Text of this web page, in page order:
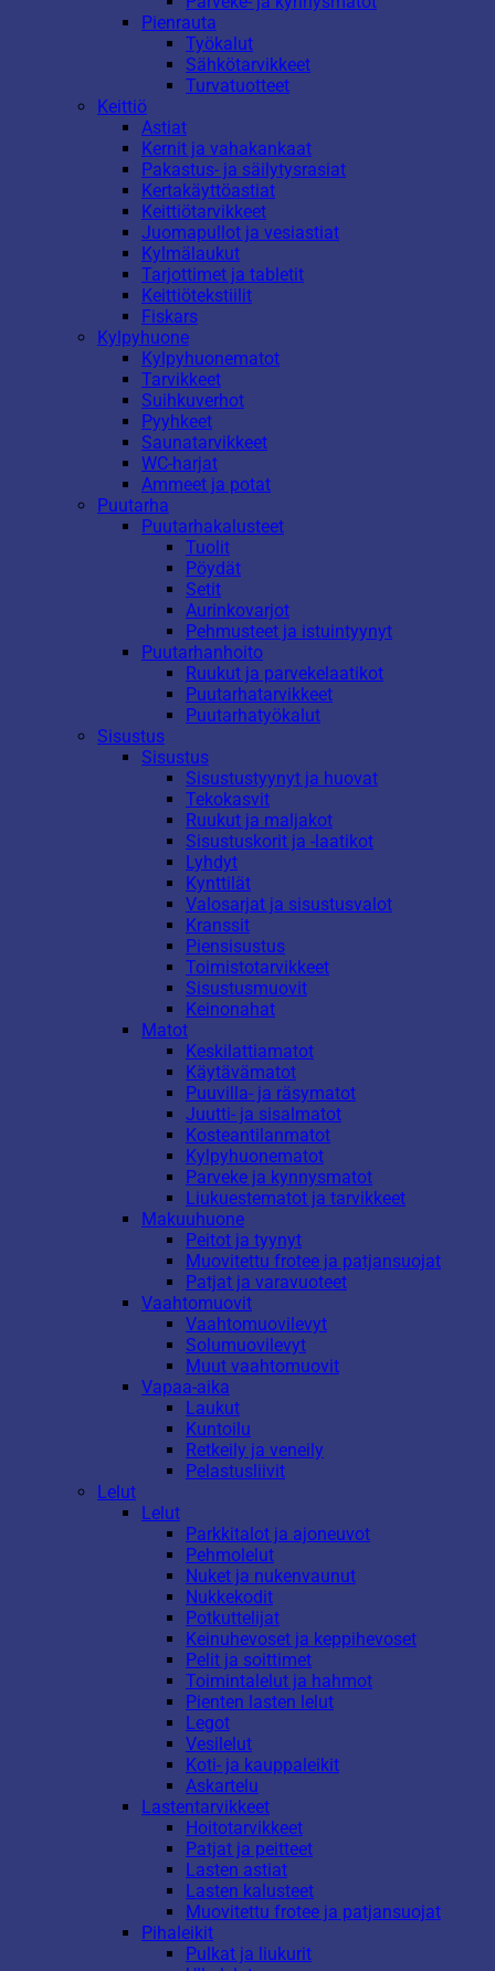
Pienrauta
Työkalut
Sähkötarvikkeet
Turvatuotteet
Keittiö
Astiat
Kernit ja vahakankaat
Pakastus- ja säilytysrasiat
Kertakäyttöastiat
Keittiötarvikkeet
Juomapullot ja vesiastiat
Kylmälaukut
Tarjottimet ja tabletit
Keittiötekstiilit
Fiskars
Kylpyhuone
Kylpyhuonematot
Tarvikkeet
Suihkuverhot
Pyyhkeet
Saunatarvikkeet
WC-harjat
Ammeet ja potat
Puutarha
Puutarhakalusteet
Tuolit
Pöydät
Setit
Aurinkovarjot
Pehmusteet ja istuintyynyt
Puutarhanhoito
Ruukut ja parvekelaatikot
Puutarhatarvikkeet
Puutarhatyökalut
Sisustus
Sisustus
Sisustustyynyt ja huovat
Tekokasvit
Ruukut ja maljakot
Sisustuskorit ja -laatikot
Lyhdyt
Kynttilät
Valosarjat ja sisustusvalot
Kranssit
Piensisustus
Toimistotarvikkeet
Sisustusmuovit
Keinonahat
Matot
Keskilattiamatot
Käytävämatot
Puuvilla- ja räsymatot
Juutti- ja sisalmatot
Kosteantilanmatot
Kylpyhuonematot
Parveke ja kynnysmatot
Liukuestematot ja tarvikkeet
Makuuhuone
Peitot ja tyynyt
Muovitettu frotee ja patjansuojat
Patjat ja varavuoteet
Vaahtomuovit
Vaahtomuovilevyt
Solumuovilevyt
Muut vaahtomuovit
Vapaa-aika
Laukut
Kuntoilu
Retkeily ja veneily
Pelastusliivit
Lelut
Lelut
Parkkitalot ja ajoneuvot
Pehmolelut
Nuket ja nukenvaunut
Nukkekodit
Potkuttelijat
Keinuhevoset ja keppihevoset
Pelit ja soittimet
Toimintalelut ja hahmot
Pienten lasten lelut
Legot
Vesilelut
Koti- ja kauppaleikit
Askartelu
Lastentarvikkeet
Hoitotarvikkeet
Patjat ja peitteet
Lasten astiat
Lasten kalusteet
Muovitettu frotee ja patjansuojat
Pihaleikit
Pulkat ja liukurit